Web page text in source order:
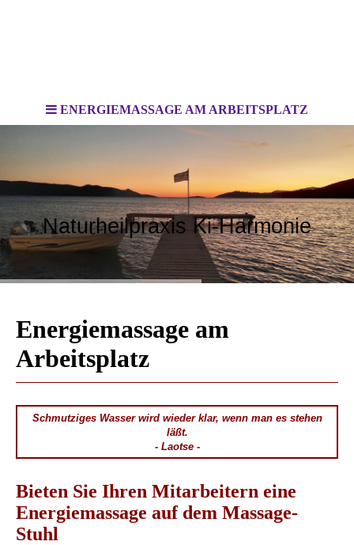
ENERGIEMASSAGE AM ARBEITSPLATZ
Naturheilpraxis Ki-Harmonie
Energiemassage am
Arbeitsplatz
Schmutziges Wasser wird wieder klar, wenn man es stehen
läßt.
- Laotse -
Bieten Sie Ihren Mitarbeitern eine
Energiemassage auf dem Massage-
Stuhl